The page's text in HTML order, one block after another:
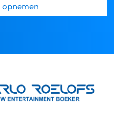
opnemen